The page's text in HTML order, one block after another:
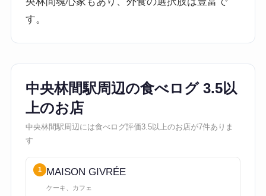
す。
中央林間駅周辺の食べログ 3.5以
上のお店
中央林間駅周辺には食べログ評価3.5以上のお店が7件ありま
す
1 MAISON GIVRÉE
ケーキ、カフェ